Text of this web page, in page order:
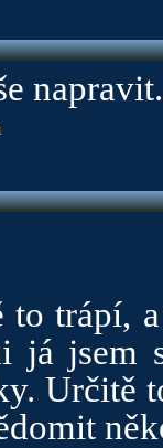
napravit.
to trápí,
já jsem
Určitě